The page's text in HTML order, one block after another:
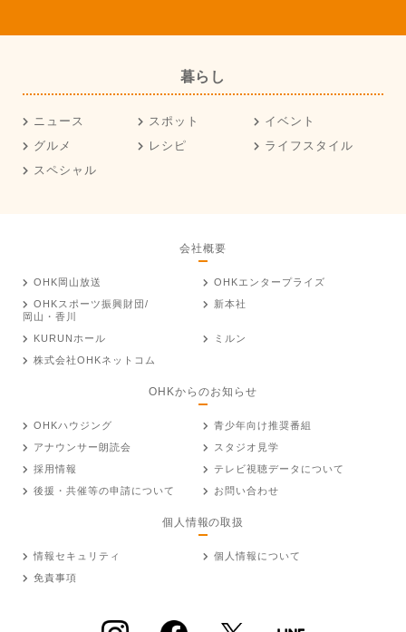
暮らし
ニュース スポット
イベント
グルメ
レシピ
ライフスタイル
スペシャル
会社概要
OHK岡山放送
OHKエンタープライズ
OHKスポーツ振興財団/
岡山・香川
新本社
KURUNホール
ミルン
株式会社OHKネットコム
OHKからのお知らせ
OHKハウジング
青少年向け推奨番組
アナウンサー朗読会
スタジオ見学
採用情報
テレビ視聴データについて
後援・共催等の申請について
お問い合わせ
個人情報の取扱
情報セキュリティ
個人情報について
免責事項